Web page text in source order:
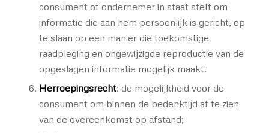
consument of ondernemer in staat stelt om
informatie die aan hem persoonlijk is gericht, op
te slaan op een manier die toekomstige
raadpleging en ongewijzigde reproductie van de
opgeslagen informatie mogelijk maakt.
Herroepingsrecht: de mogelijkheid voor de
consument om binnen de bedenktijd af te zien
van de overeenkomst op afstand;